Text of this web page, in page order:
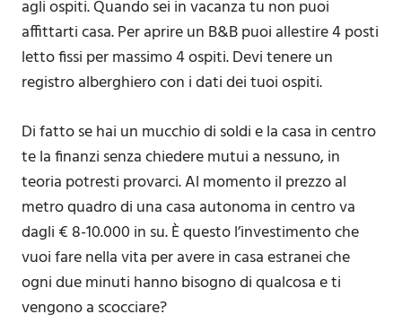
agli ospiti. Quando sei in vacanza tu non puoi
affittarti casa. Per aprire un B&B puoi allestire 4 posti
letto fissi per massimo 4 ospiti. Devi tenere un
registro alberghiero con i dati dei tuoi ospiti.
Di fatto se hai un mucchio di soldi e la casa in centro
te la finanzi senza chiedere mutui a nessuno, in
teoria potresti provarci. Al momento il prezzo al
metro quadro di una casa autonoma in centro va
dagli € 8-10.000 in su. È questo l’investimento che
vuoi fare nella vita per avere in casa estranei che
ogni due minuti hanno bisogno di qualcosa e ti
vengono a scocciare?